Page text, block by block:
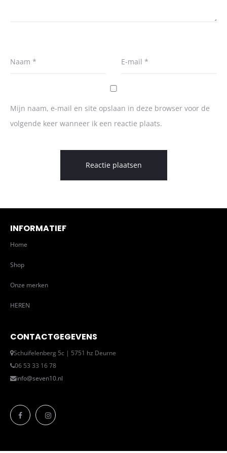
Naam * E-mail *
Mijn naam, e-mail en site opslaan in deze browser voor de
volgende keer wanneer ik een reactie plaats.
INFORMATIEF
Home
Shop
Onze merken
HEREN
CONTACTGEGEVENS
Schuifelenberg 5c | 5751 hz Deurne
06 53 33 16 78
info@seven10.nl